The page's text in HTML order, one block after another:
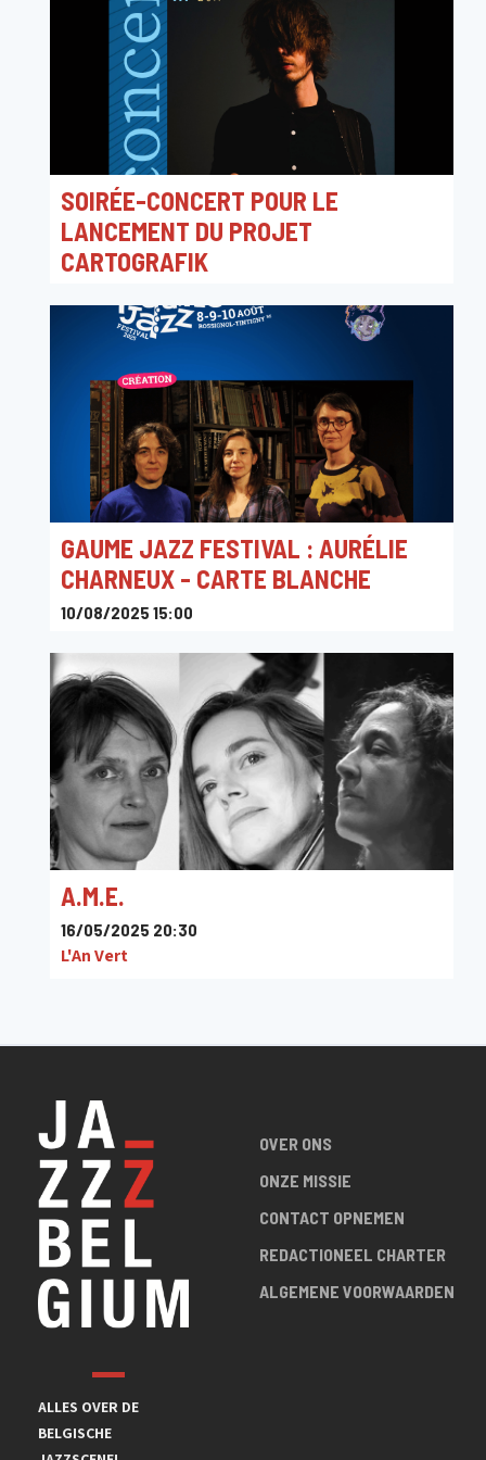
SOIRÉE-CONCERT POUR LE
LANCEMENT DU PROJET
CARTOGRAFIK
Maison Autrique, Chaussée de Haecht 266, 1030
Schaerbeek, Belgique
GAUME JAZZ FESTIVAL : AURÉLIE
CHARNEUX - CARTE BLANCHE
10/08/2025 15:00
A.M.E.
16/05/2025 20:30
L'An Vert
ALLES OVER DE
BELGISCHE
OVER ONS
ONZE MISSIE
CONTACT OPNEMEN
REDACTIONEEL CHARTER
ALGEMENE VOORWAARDEN